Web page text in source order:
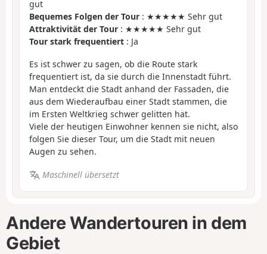
gut
Bequemes Folgen der Tour : ★★★★★ Sehr gut
Attraktivität der Tour : ★★★★★ Sehr gut
Tour stark frequentiert : Ja
Es ist schwer zu sagen, ob die Route stark
frequentiert ist, da sie durch die Innenstadt führt.
Man entdeckt die Stadt anhand der Fassaden, die
aus dem Wiederaufbau einer Stadt stammen, die
im Ersten Weltkrieg schwer gelitten hat.
Viele der heutigen Einwohner kennen sie nicht, also
folgen Sie dieser Tour, um die Stadt mit neuen
Augen zu sehen.
Maschinell übersetzt
Andere Wandertouren in dem
Gebiet